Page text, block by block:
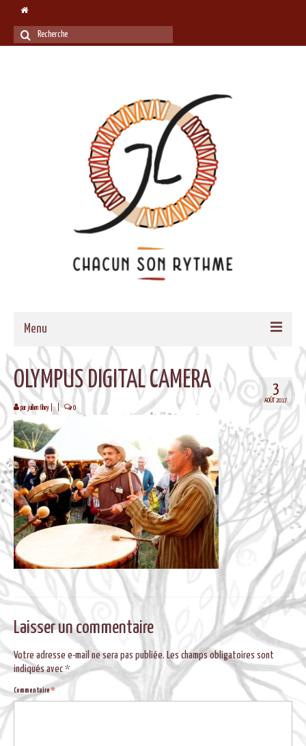
Rechercher
:
Menu
ACCUEIL
QUI SOMMES-NOUS
NOS PROPOSITIONS
TAMBOURS MEDECINE
CADRES EN BOIS MASSIF POUR TAMBOURS
FORMATIONS
MUSIQUE DE BIEN-ETRE
AGENDA
CONTACT
3
AOÛT 2017
OLYMPUS DIGITAL CAMERA
par juilien fihey | 0
Laisser un commentaire
Votre adresse e-mail ne sera pas publiée. Les champs obligatoires sont
indiqués avec *
Commentaire*